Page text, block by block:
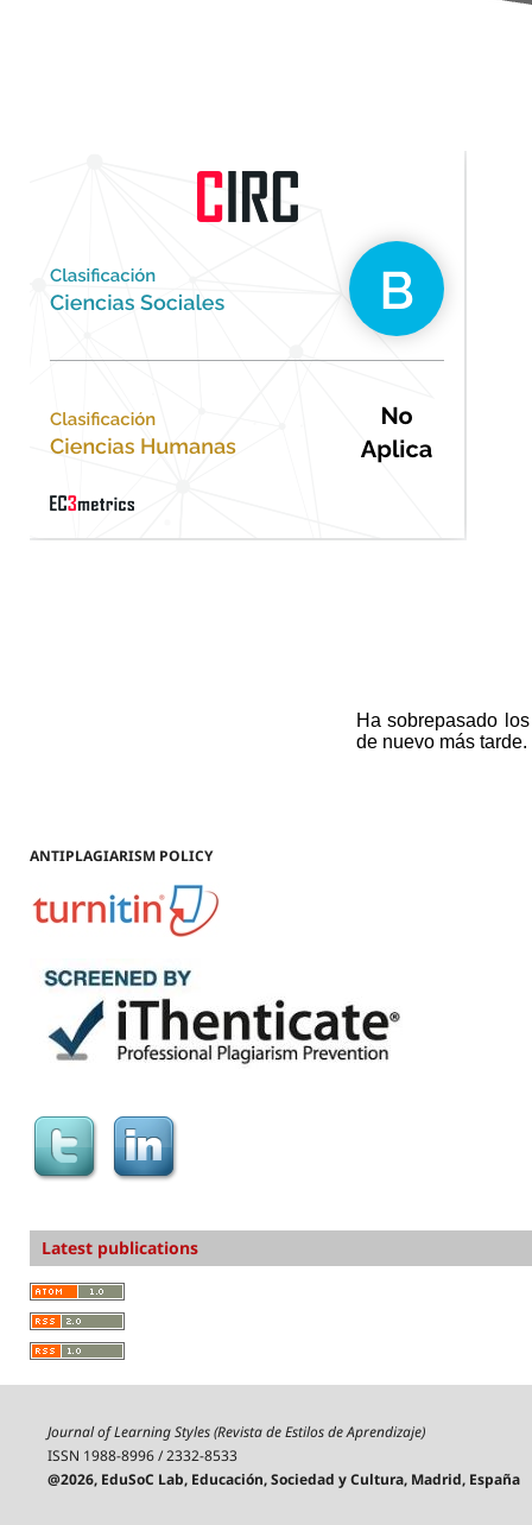
ANTIPLAGIARISM POLICY
Latest publications
Journal of Learning Styles (Revista de Estilos de Aprendizaje)
ISSN 1988-8996 / 2332-8533
@2026, EduSoC Lab, Educación, Sociedad y Cultura, Madrid, España